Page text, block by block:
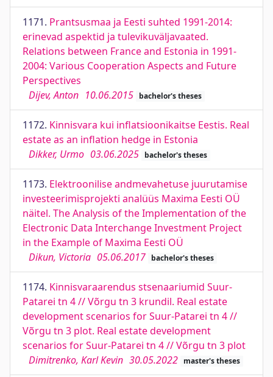
1171. Prantsusmaa ja Eesti suhted 1991-2014:
erinevad aspektid ja tulevikuväljavaated.
Relations between France and Estonia in 1991-
2004: Various Cooperation Aspects and Future
Perspectives
Dijev, Anton 10.06.2015 bachelor's theses
1172. Kinnisvara kui inflatsioonikaitse Eestis. Real
estate as an inflation hedge in Estonia
Dikker, Urmo 03.06.2025 bachelor's theses
1173. Elektroonilise andmevahetuse juurutamise
investeerimisprojekti analüüs Maxima Eesti OÜ
näitel. The Analysis of the Implementation of the
Electronic Data Interchange Investment Project
in the Example of Maxima Eesti OÜ
Dikun, Victoria 05.06.2017 bachelor's theses
1174. Kinnisvaraarendus stsenaariumid Suur-
Patarei tn 4 // Võrgu tn 3 krundil. Real estate
development scenarios for Suur-Patarei tn 4 //
Võrgu tn 3 plot. Real estate development
scenarios for Suur-Patarei tn 4 // Võrgu tn 3 plot
Dimitrenko, Karl Kevin 30.05.2022 master's theses